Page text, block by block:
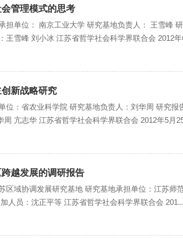
管理模式的思考
担单位： 南京工业大学 研究基地负责人： 王雪峰
雪峰 刘小冰 江苏省哲学社会科学界联合会 2012
新战略研究
位：省农业科学院 研究基地负责人：刘华周 研究报
亢志华 江苏省哲学社会科学界联合会 2012年5月
越发展的调研报告
域协调发展研究基地 研究基地承担单位：江苏师
人员：沈正平等 江苏省哲学社会科学界联合会 201...